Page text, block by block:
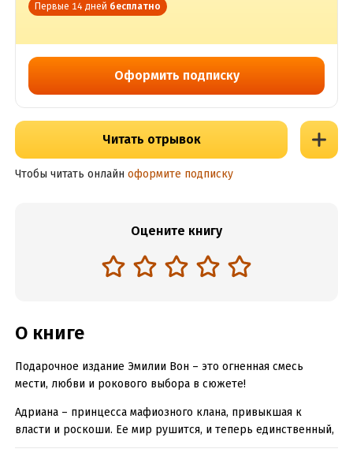
Первые 14 дней бесплатно
Оформить подписку
Читать отрывок
Чтобы читать онлайн оформите подписку
Оцените книгу
О книге
Подарочное издание Эмилии Вон – это огненная смесь
мести, любви и рокового выбора в сюжете!
Адриана – принцесса мафиозного клана, привыкшая к
власти и роскоши. Ее мир рушится, и теперь единственный,